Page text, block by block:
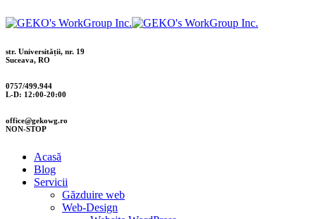
str. Universității, nr. 19
Suceava, RO
0757/499.944
L-D: 12:00-20:00
office@gekowg.ro
NON-STOP
Acasă
Blog
Servicii
Găzduire web
Web-Design